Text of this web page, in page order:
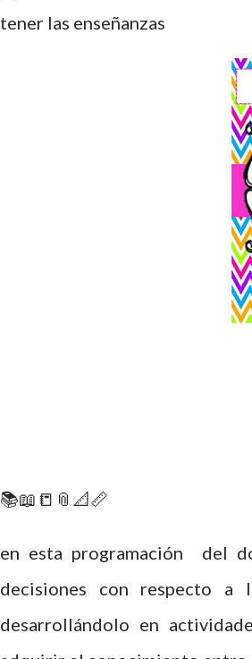
tener las enseñanzas
📚📖📒📎📐📏
en esta programación del
decisiones con respecto a
desarrollándolo en